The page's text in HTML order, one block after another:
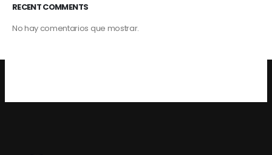
RECENT COMMENTS
No hay comentarios que mostrar.